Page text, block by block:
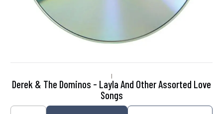
|
Derek & The Dominos - Layla And Other Assorted Love
Songs